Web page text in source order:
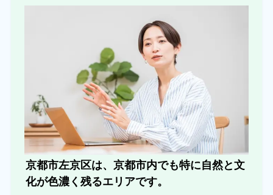
京都市左京区は、京都市内でも特に自然と文
化が色濃く残るエリアです。